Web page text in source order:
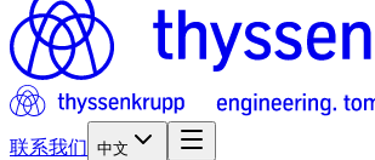
联系我们 中文